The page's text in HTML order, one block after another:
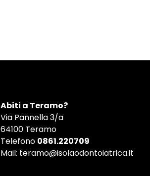
Abiti a Teramo?
Via Pannella 3/a
64100 Teramo
Telefono 0861.220709
Mail: teramo@isolaodontoiatrica.it